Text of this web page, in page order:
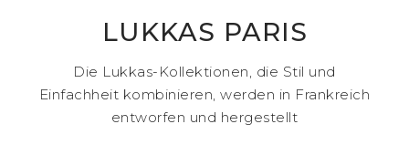
LUKKAS PARIS
Die Lukkas-Kollektionen, die Stil und
Einfachheit kombinieren, werden in Frankreich
entworfen und hergestellt